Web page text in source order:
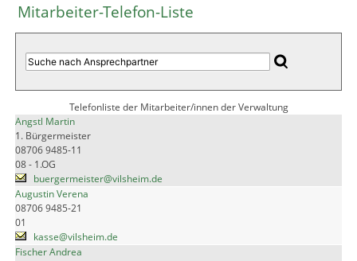
Mitarbeiter-Telefon-Liste
Telefonliste der Mitarbeiter/innen der Verwaltung
Angstl Martin
1. Bürgermeister
08706 9485-11
08 - 1.OG
buergermeister@vilsheim.de
Augustin Verena
08706 9485-21
01
kasse@vilsheim.de
Fischer Andrea